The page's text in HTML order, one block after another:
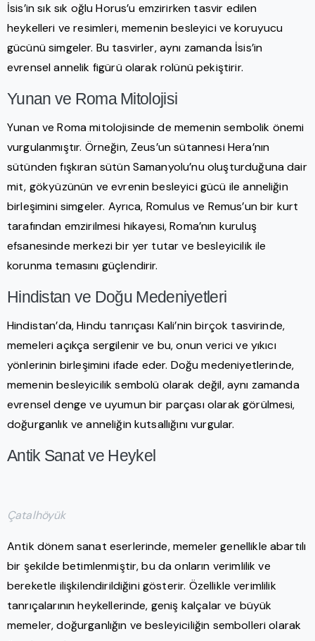
İsis’in sık sık oğlu Horus’u emzirirken tasvir edilen
heykelleri ve resimleri, memenin besleyici ve koruyucu
gücünü simgeler. Bu tasvirler, aynı zamanda İsis’in
evrensel annelik figürü olarak rolünü pekiştirir.
Yunan ve Roma Mitolojisi
Yunan ve Roma mitolojisinde de memenin sembolik önemi
vurgulanmıştır. Örneğin, Zeus’un sütannesi Hera’nın
sütünden fışkıran sütün Samanyolu’nu oluşturduğuna dair
mit, gökyüzünün ve evrenin besleyici gücü ile anneliğin
birleşimini simgeler. Ayrıca, Romulus ve Remus’un bir kurt
tarafından emzirilmesi hikayesi, Roma’nın kuruluş
efsanesinde merkezi bir yer tutar ve besleyicilik ile
korunma temasını güçlendirir.
Hindistan ve Doğu Medeniyetleri
Hindistan’da, Hindu tanrıçası Kali’nin birçok tasvirinde,
memeleri açıkça sergilenir ve bu, onun verici ve yıkıcı
yönlerinin birleşimini ifade eder. Doğu medeniyetlerinde,
memenin besleyicilik sembolü olarak değil, aynı zamanda
evrensel denge ve uyumun bir parçası olarak görülmesi,
doğurganlık ve anneliğin kutsallığını vurgular.
Antik Sanat ve Heykel
Çatalhöyük
Antik dönem sanat eserlerinde, memeler genellikle abartılı
bir şekilde betimlenmiştir, bu da onların verimlilik ve
bereketle ilişkilendirildiğini gösterir. Özellikle verimlilik
tanrıçalarının heykellerinde, geniş kalçalar ve büyük
memeler, doğurganlığın ve besleyiciliğin sembolleri olarak